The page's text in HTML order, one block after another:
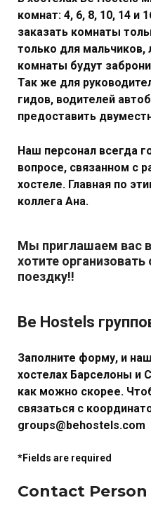
комнат: 4, 6, 8, 10, 14
заказать комнаты
только для
комнаты будут
Так же для
гидов, водителей
предоставить
Наш персонал всегда
вопросе, связанном с
хостеле. Главная по
коллега Ана.
Мы приглашаем вас в
хотите
поездку!!
Be Hostels
Заполните форму, и наш
хостелах Барселоны и
как можно скорее.
связаться с
groups@behostels.com
*Fields are required
Contact